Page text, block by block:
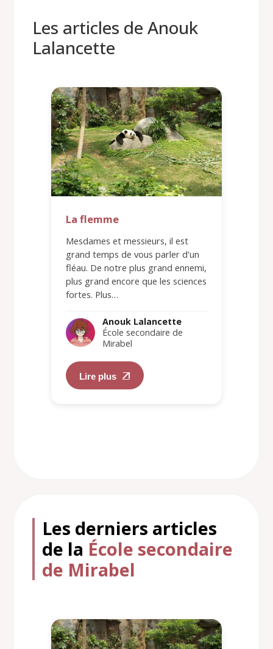
Les articles de Anouk
Lalancette
La flemme
Mesdames et messieurs, il est
grand temps de vous parler d’un
fléau. De notre plus grand ennemi,
plus grand encore que les sciences
fortes. Plus…
Anouk Lalancette
École secondaire de
Mirabel
Lire plus
Les derniers articles
de la École secondaire
de Mirabel